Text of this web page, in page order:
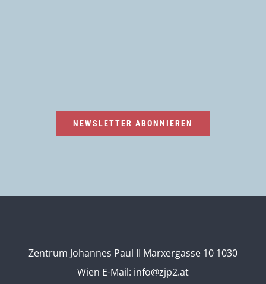
NEWSLETTER ABONNIEREN
Zentrum Johannes Paul II Marxergasse 10 1030
Wien E-Mail: info@zjp2.at